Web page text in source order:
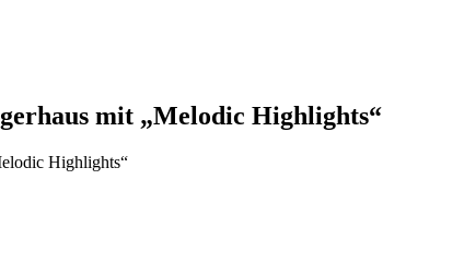
mit „Melodic Highlights“